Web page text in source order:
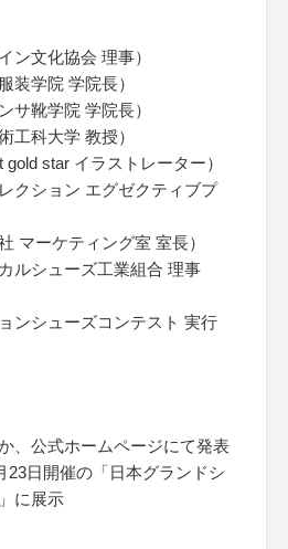
ン文化協会 理事）
装学院 学院長）
サ靴学院 学院長）
工科大学 教授）
star イラストレーター）
クション エグゼクティブプ
マーケティング室 室長）
ルシューズ工業組合 理事
ンシューズコンテスト 実行
、公式ホームページにて発表
23日開催の「日本グランドシ
に展示